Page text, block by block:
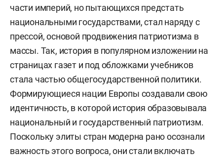
части империй, но пытающихся предстать
национальными государствами, стал наряду с
прессой, основой продвижения патриотизма в
массы. Так, история в популярном изложении на
страницах газет и под обложками учебников
стала частью общегосударственной политики.
Формирующиеся нации Европы создавали свою
идентичность, в которой история образовывала
национальный и государственный патриотизм.
Поскольку элиты стран модерна рано осознали
важность этого вопроса, они стали включать